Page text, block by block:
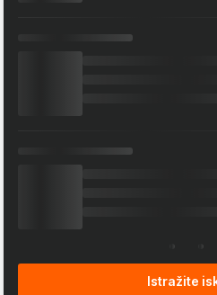
Istražite